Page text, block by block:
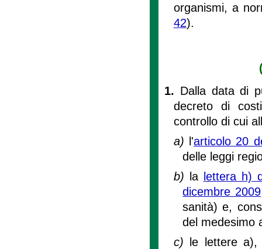
organismi, a
42).
1. Dalla data di
decreto di
controllo di cui
a)
l'articolo 20
delle leggi
b)
la lettera h)
dicembre
sanità) e,
del medesimo
c)
le lettere